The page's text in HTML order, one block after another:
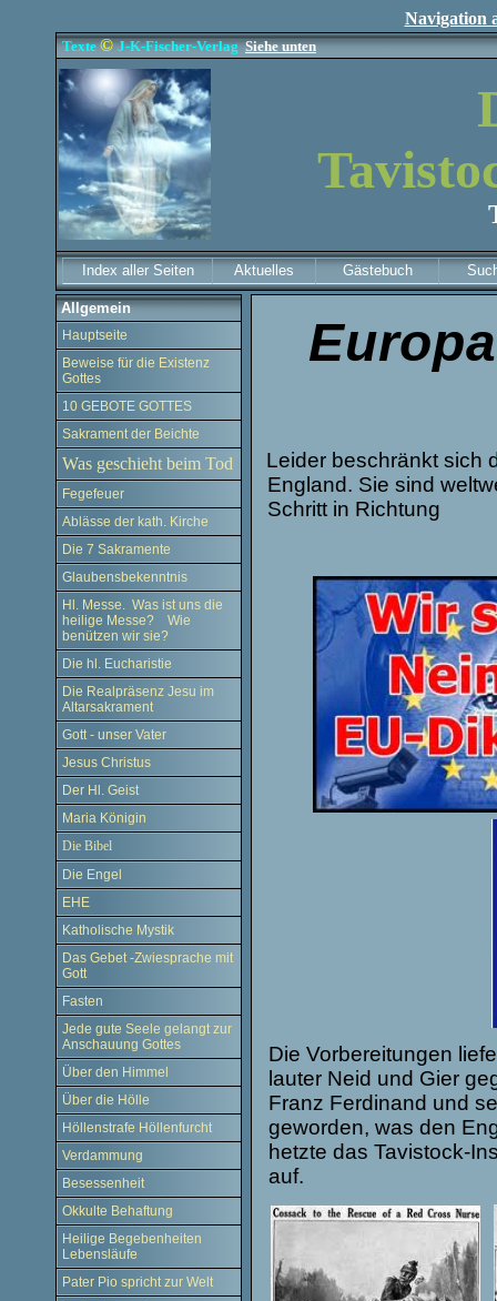
Navigation
Texte© J-K-Fischer-Verlag Siehe unten
Index aller Seiten Aktuelles Gästebuch
Allgemein
Hauptseite
Beweise für die Existenz
Gottes
10 GEBOTE GOTTES
Sakrament der Beichte
Was geschieht beim Tod
Fegefeuer
Ablässe der kath. Kirche
Die 7 Sakramente
Glaubensbekenntnis
Hl. Messe. Was ist uns die
heilige Messe? Wie
benützen wir sie?
Die hl. Eucharistie
Die Realpräsenz Jesu im
Altarsakrament
Gott - unser Vater
Jesus Christus
Der Hl. Geist
Maria Königin
Die Bibel
Die Engel
EHE
Katholische Mystik
Das Gebet -Zwiesprache mit
Gott
Fasten
Jede gute Seele gelangt zur
Anschauung Gottes
Über den Himmel
Über die Hölle
Höllenstrafe Höllenfurcht
Verdammung
Besessenheit
Okkulte Behaftung
Heilige Begebenheiten
Lebensläufe
Pater Pio spricht zur Welt
Leider beschränkt sich
England. Sie sind
Schritt in Richtung
Die Vorbereitungen
lauter Neid und Gier
Franz Ferdinand und
geworden, was den
hetzte das Tavistock-
auf.